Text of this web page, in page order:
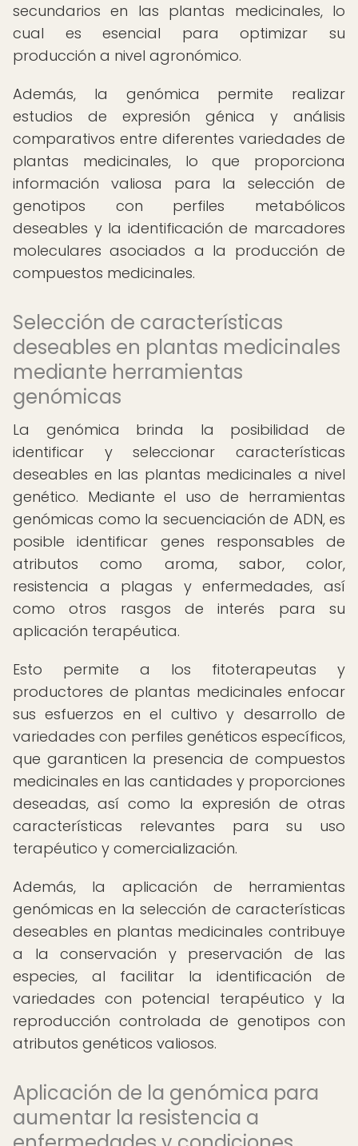
secundarios en las plantas medicinales, lo
cual es esencial para optimizar su
producción a nivel agronómico.
Además, la genómica permite realizar
estudios de expresión génica y análisis
comparativos entre diferentes variedades de
plantas medicinales, lo que proporciona
información valiosa para la selección de
genotipos con perfiles metabólicos
deseables y la identificación de marcadores
moleculares asociados a la producción de
compuestos medicinales.
Selección de características
deseables en plantas medicinales
mediante herramientas
genómicas
La genómica brinda la posibilidad de
identificar y seleccionar características
deseables en las plantas medicinales a nivel
genético. Mediante el uso de herramientas
genómicas como la secuenciación de ADN, es
posible identificar genes responsables de
atributos como aroma, sabor, color,
resistencia a plagas y enfermedades, así
como otros rasgos de interés para su
aplicación terapéutica.
Esto permite a los fitoterapeutas y
productores de plantas medicinales enfocar
sus esfuerzos en el cultivo y desarrollo de
variedades con perfiles genéticos específicos,
que garanticen la presencia de compuestos
medicinales en las cantidades y proporciones
deseadas, así como la expresión de otras
características relevantes para su uso
terapéutico y comercialización.
Además, la aplicación de herramientas
genómicas en la selección de características
deseables en plantas medicinales contribuye
a la conservación y preservación de las
especies, al facilitar la identificación de
variedades con potencial terapéutico y la
reproducción controlada de genotipos con
atributos genéticos valiosos.
Aplicación de la genómica para
aumentar la resistencia a